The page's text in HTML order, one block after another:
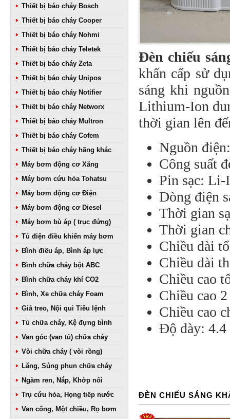
Thiết bị báo cháy Bosch
Thiết bị báo cháy Cooper
Thiết bị báo cháy Nohmi
Thiết bị báo cháy Teletek
Thiết bị báo cháy Zeta
Thiết bị báo cháy Unipos
Thiết bị báo cháy Notifier
Thiết bị báo cháy Networx
Thiết bị báo cháy Multron
Thiết bị báo cháy Cofem
Thiết bị báo cháy hãng khác
Máy bơm động cơ Xăng
Máy bơm cứu hỏa Tohatsu
Máy bơm động cơ Điện
Máy bơm động cơ Diesel
Máy bơm bù áp ( trục đứng)
Tủ điện điều khiển máy bơm
Bình điều áp, Bình áp lực
Bình chữa cháy bột ABC
Bình chữa cháy khí CO2
Bình, Xe chữa cháy Foam
Giá treo, Nội qui Tiêu lệnh
Tủ chữa cháy, Kệ đựng bình
Van góc (van tủ) chữa cháy
Vòi chữa cháy ( vòi rồng)
Lăng, Súng phun chữa cháy
Ngàm ren, Nắp, Khớp nối
Trụ cứu hỏa, Họng tiếp nước
Van cổng, Một chiều, Rọ bơm
Đèn chiếu
khẩn cấp sử
sáng khi
Lithium-Ion
thời gian lên
Nguồn
Công suất
Pin sạc: Li-
Dòng điện
Thời gian
Thời gian
Chiều dài
Chiều dài
Chiều cao
Chiều cao
Chiều cao
Độ dày: 4.4
ĐÈN CHIẾU SÁNG